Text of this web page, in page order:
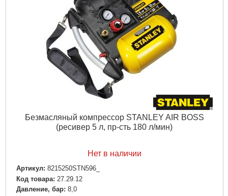
Безмасляный компрессор STANLEY AIR BOSS
(ресивер 5 л, пр-сть 180 л/мин)
Нет в наличии
Артикул: 8215250STN596_
Код товара: 27.29.12
Давление, бар: 8,0